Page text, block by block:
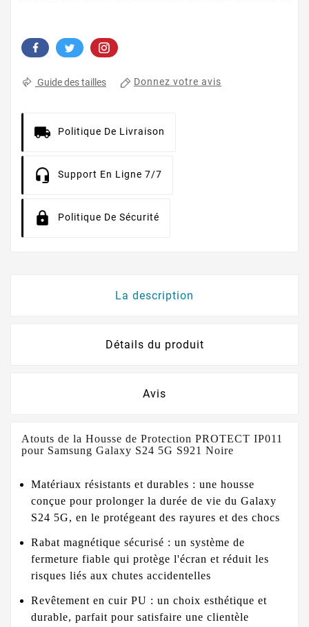
Guide des tailles Donnez votre avis
Politique De Livraison
Support En Ligne 7/7
Politique De Sécurité
La description
Détails du produit
Avis
Atouts de la Housse de Protection PROTECT IP011
pour Samsung Galaxy S24 5G S921 Noire
Matériaux résistants et durables : une housse
conçue pour prolonger la durée de vie du Galaxy
S24 5G, en le protégeant des rayures et des chocs
Rabat magnétique sécurisé : un système de
fermeture fiable qui protège l'écran et réduit les
risques liés aux chutes accidentelles
Revêtement en cuir PU : un choix esthétique et
durable, parfait pour satisfaire une clientèle